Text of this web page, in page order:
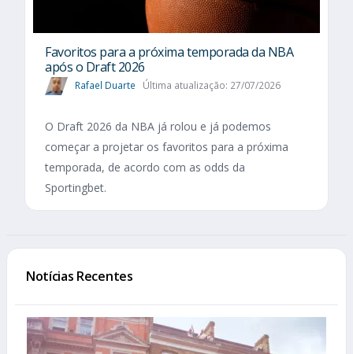
Favoritos para a próxima temporada da NBA
após o Draft 2026
Rafael Duarte Última atualização: 27/07/2026
O Draft 2026 da NBA já rolou e já podemos
começar a projetar os favoritos para a próxima
temporada, de acordo com as odds da
Sportingbet.
Notícias Recentes